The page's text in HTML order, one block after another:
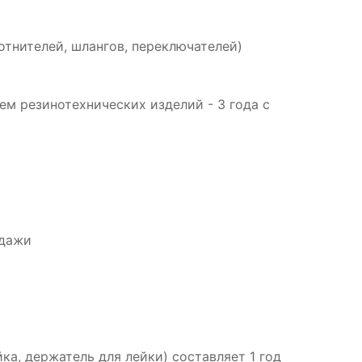
шлангов, переключателей)
резинотехнических изделий - 3 года с
держатель для лейки) составляет 1 год